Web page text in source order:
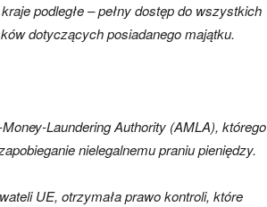
podległe – pełny dostęp do wszystkich
dotyczących posiadanego majątku.
Laundering Authority (AMLA), którego
nielegalnemu praniu pieniędzy.
UE, otrzymała prawo kontroli, które